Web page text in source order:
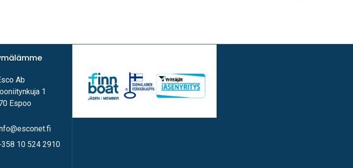
Ab
1
Espoo
10 524 2910